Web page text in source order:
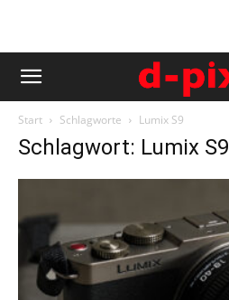
Start Schlagworte Lumix S9
Schlagwort: Lumix S9